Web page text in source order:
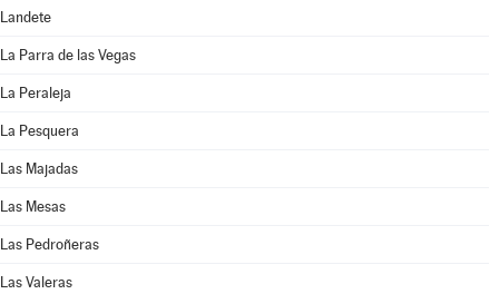
Landete
La Parra de las Vegas
La Peraleja
La Pesquera
Las Majadas
Las Mesas
Las Pedroñeras
Las Valeras